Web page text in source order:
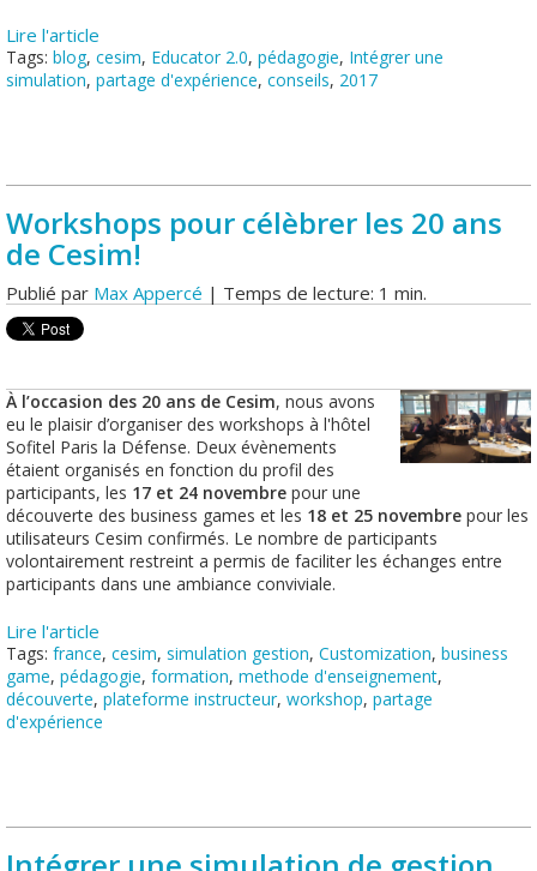
Lire l'article
Tags: blog, cesim, Educator 2.0, pédagogie, Intégrer une
simulation, partage d'expérience, conseils, 2017
Workshops pour célèbrer les 20 ans
de Cesim!
Publié par Max Appercé | Temps de lecture: 1 min.
À l’occasion des 20 ans de Cesim, nous avons
eu le plaisir d’organiser des workshops à l'hôtel
Sofitel Paris la Défense. Deux évènements
étaient organisés en fonction du profil des
participants, les 17 et 24 novembre pour une
découverte des business games et les 18 et 25 novembre pour les
utilisateurs Cesim confirmés. Le nombre de participants
volontairement restreint a permis de faciliter les échanges entre
participants dans une ambiance conviviale.
Lire l'article
Tags: france, cesim, simulation gestion, Customization, business
game, pédagogie, formation, methode d'enseignement,
découverte, plateforme instructeur, workshop, partage
d'expérience